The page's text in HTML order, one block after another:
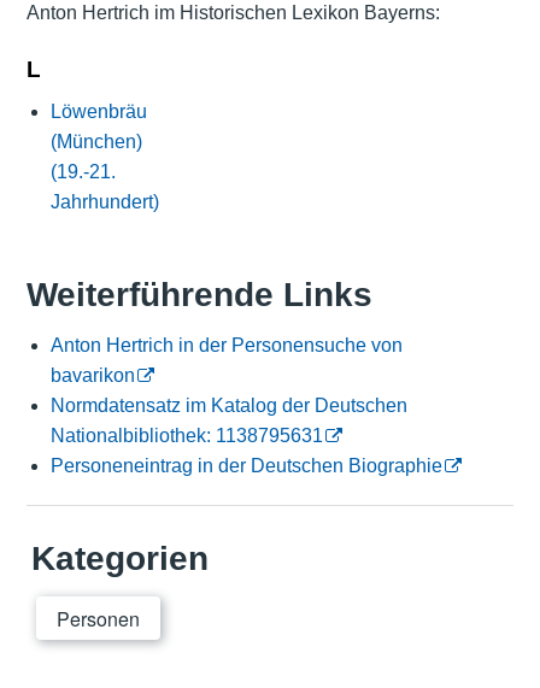
Anton Hertrich im Historischen Lexikon Bayerns:
L
Löwenbräu
(München)
(19.-21.
Jahrhundert)
Weiterführende Links
Anton Hertrich in der Personensuche von
bavarikon
Normdatensatz im Katalog der Deutschen
Nationalbibliothek: 1138795631
Personeneintrag in der Deutschen Biographie
Kategorien
Personen